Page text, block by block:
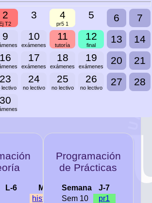
2
Ej T2
3 4
pr5 1
5 6
7
9 10
exámenes
11
tutoría
12
final
13
14
16 17
exámenes
18
exámenes
19
exámenes
20
21
23
lectivo
24
no lectivo
25
no lectivo
26
no lectivo
27
28
30
L-6
M-5
historia
Programación
de Prácticas
Semana
J-7
Sem 10
pr1